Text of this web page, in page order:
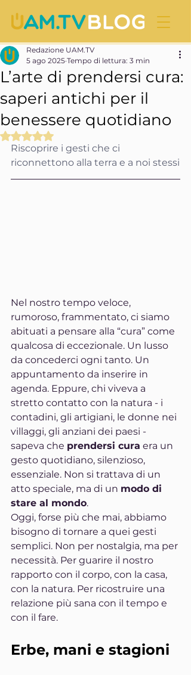
L’arte di prendersi cura:
saperi antichi per il
benessere quotidiano
Redazione UAM.TV
5 ago 2025 Tempo di lettura: 3 min
Valutazione NaN stelle su 5.
Riscoprire i gesti che ci
riconnettono alla terra e a noi stessi
Nel nostro tempo veloce,
rumoroso, frammentato, ci siamo
abituati a pensare alla “cura” come
qualcosa di eccezionale. Un lusso
da concederci ogni tanto. Un
appuntamento da inserire in
agenda. Eppure, chi viveva a
stretto contatto con la natura - i
contadini, gli artigiani, le donne nei
villaggi, gli anziani dei paesi -
sapeva che prendersi cura era un
gesto quotidiano, silenzioso,
essenziale. Non si trattava di un
atto speciale, ma di un modo di
stare al mondo.
Oggi, forse più che mai, abbiamo
bisogno di tornare a quei gesti
semplici. Non per nostalgia, ma per
necessità. Per guarire il nostro
rapporto con il corpo, con la casa,
con la natura. Per ricostruire una
relazione più sana con il tempo e
con il fare.
Erbe, mani e stagioni